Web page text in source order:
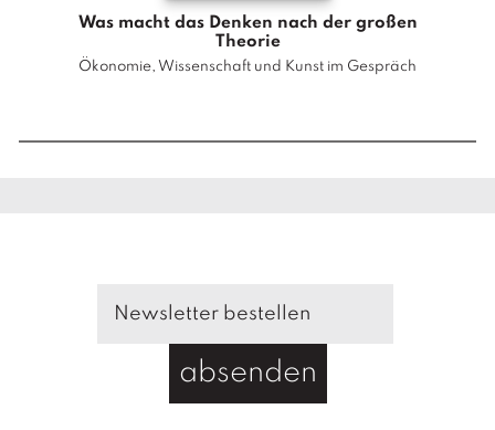
e
g
Was macht das Denken nach der großen
Theorie
Ökonomie, Wissenschaft und Kunst im Gespräch
absenden